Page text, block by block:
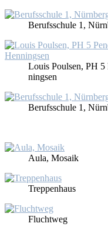
Be­rufs­schu­le 1,
Lou­is Poul­sen, PH
ningsen
Be­rufs­schu­le 1,
Au­la, Mo­sa­ik
Trep­pen­haus
Flucht­weg